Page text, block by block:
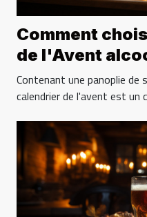
Comment
de l'Avent
Contenant une panoplie de
calendrier de l'avent est un